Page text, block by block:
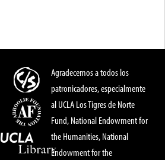
Agradecemos a todos los
patronicadores, especialmente
al UCLA Los Tigres de Norte
Fund, National Endowment for
the Humanities, National
Endowment for the